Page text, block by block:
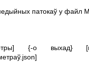
патокаў у файл
{-o выхад}